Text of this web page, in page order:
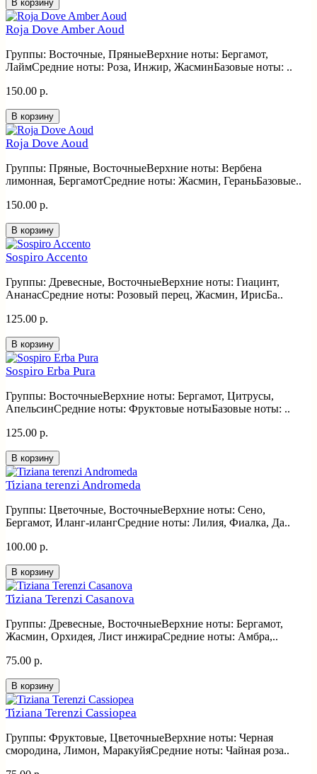
В корзину
Roja Dove Amber Aoud
Группы: Восточные, ПряныеВерхние ноты: Бергамот,
ЛаймСредние ноты: Роза, Инжир, ЖасминБазовые ноты: ..
150.00 р.
В корзину
Roja Dove Aoud
Группы: Пряные, ВосточныеВерхние ноты: Вербена
лимонная, БергамотСредние ноты: Жасмин, ГераньБазовые..
150.00 р.
В корзину
Sospiro Accento
Группы: Древесные, ВосточныеВерхние ноты: Гиацинт,
АнанасСредние ноты: Розовый перец, Жасмин, ИрисБа..
125.00 р.
В корзину
Sospiro Erba Pura
Группы: ВосточныеВерхние ноты: Бергамот, Цитрусы,
АпельсинСредние ноты: Фруктовые нотыБазовые ноты: ..
125.00 р.
В корзину
Tiziana terenzi Andromeda
Группы: Цветочные, ВосточныеВерхние ноты: Сено,
Бергамот, Иланг-илангСредние ноты: Лилия, Фиалка, Да..
100.00 р.
В корзину
Tiziana Terenzi Casanova
Группы: Древесные, ВосточныеВерхние ноты: Бергамот,
Жасмин, Орхидея, Лист инжираСредние ноты: Амбра,..
75.00 р.
В корзину
Tiziana Terenzi Cassiopea
Группы: Фруктовые, ЦветочныеВерхние ноты: Черная
смородина, Лимон, МаракуйяСредние ноты: Чайная роза..